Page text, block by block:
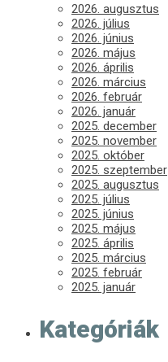
2026. augusztus
2026. július
2026. június
2026. május
2026. április
2026. március
2026. február
2026. január
2025. december
2025. november
2025. október
2025. szeptember
2025. augusztus
2025. július
2025. június
2025. május
2025. április
2025. március
2025. február
2025. január
Kategóriák